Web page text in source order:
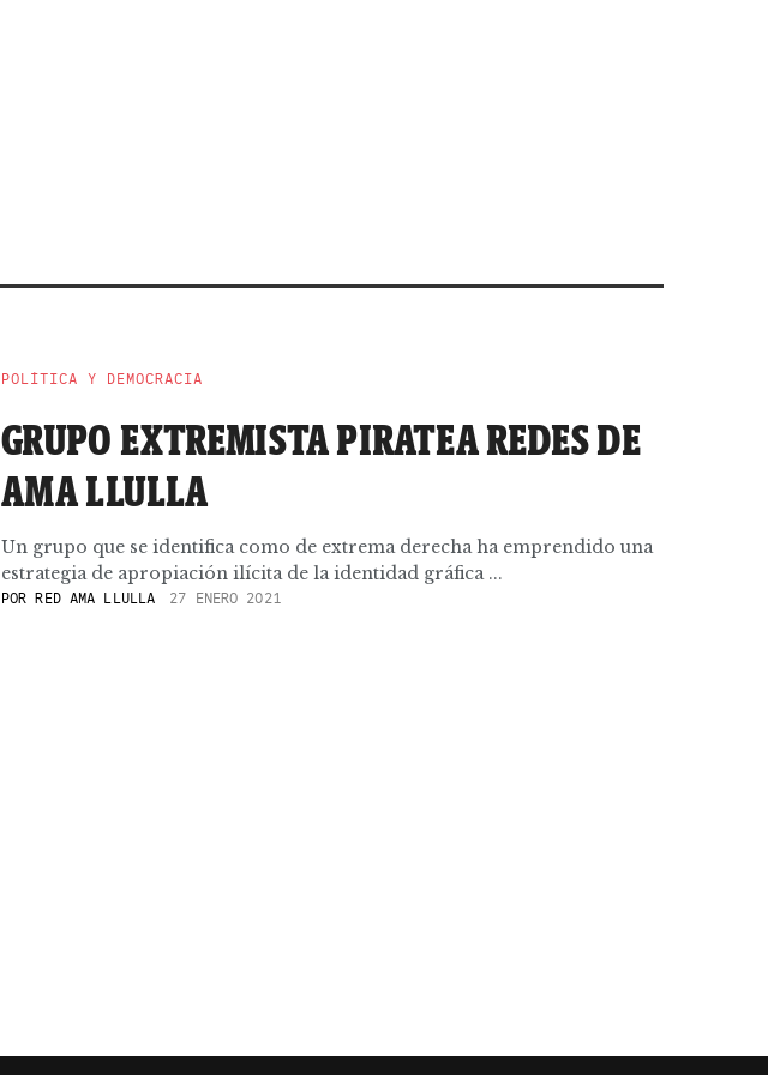
POLÍTICA Y DEMOCRACIA
GRUPO EXTREMISTA PIRATEA REDES DE
AMA LLULLA
Un grupo que se identifica como de extrema derecha ha emprendido una
estrategia de apropiación ilícita de la identidad gráfica ...
POR RED AMA LLULLA 27 ENERO 2021